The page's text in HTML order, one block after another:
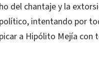
del chantaje y la
intentando por
a Hipólito Mejía con